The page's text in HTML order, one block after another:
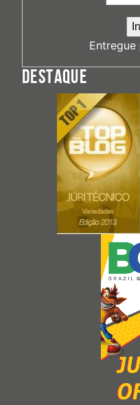
Entregue
DESTAQUE